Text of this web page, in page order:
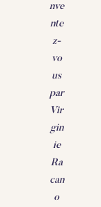
nve
nte
z-
vo
us
par
Vir
gin
ie
Ra
can
o